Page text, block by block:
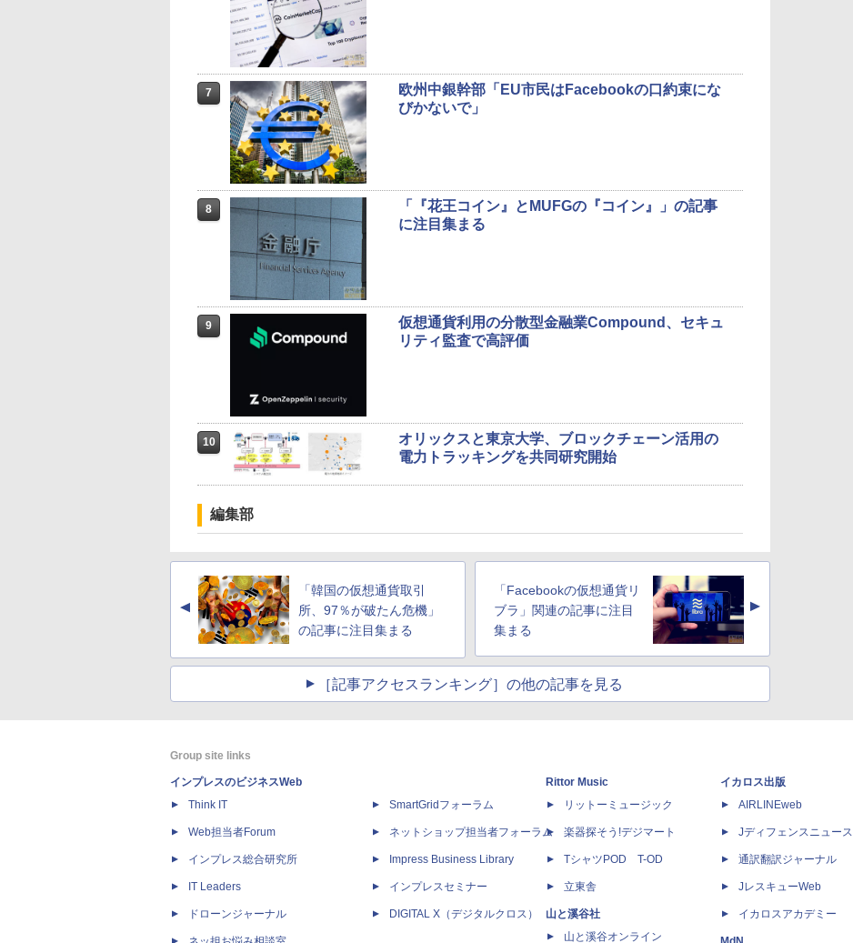
7
欧州中銀幹部「EU市民はFacebookの口約束にな
びかないで」
8
「『花王コイン』とMUFGの『コイン』」の記事
に注目集まる
9
仮想通貨利用の分散型金融業Compound、セキュ
リティ監査で高評価
10
オリックスと東京大学、ブロックチェーン活用の
電力トラッキングを共同研究開始
編集部
▲
「韓国の仮想通貨取引
所、97％が破たん危機」
の記事に注目集まる
「Facebookの仮想通貨リ
ブラ」関連の記事に注目
集まる
▲
［記事アクセスランキング］の他の記事を見る
Group site links
インプレスのビジネスWeb
Think IT
Web担当者Forum
インプレス総合研究所
IT Leaders
ドローンジャーナル
SmartGridフォーラム
ネットショップ担当者フォーラム
Impress Business Library
インプレスセミナー
DIGITAL X（デジタルクロス）
Rittor Music
リットーミュージック
楽器探そう!デジマート
TシャツPOD T-OD
立東舎
山と溪谷社
山と溪谷オンライン
イカロス出版
AIRLINEweb
Jディフェンスニュース
通訳翻訳ジャーナル
JレスキューWeb
イカロスアカデミー